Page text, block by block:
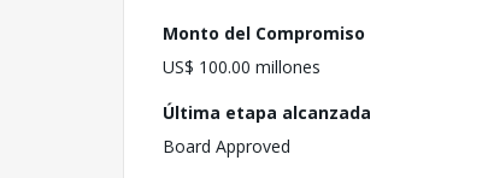
Monto del Compromiso
US$ 100.00 millones
Última etapa alcanzada
Board Approved